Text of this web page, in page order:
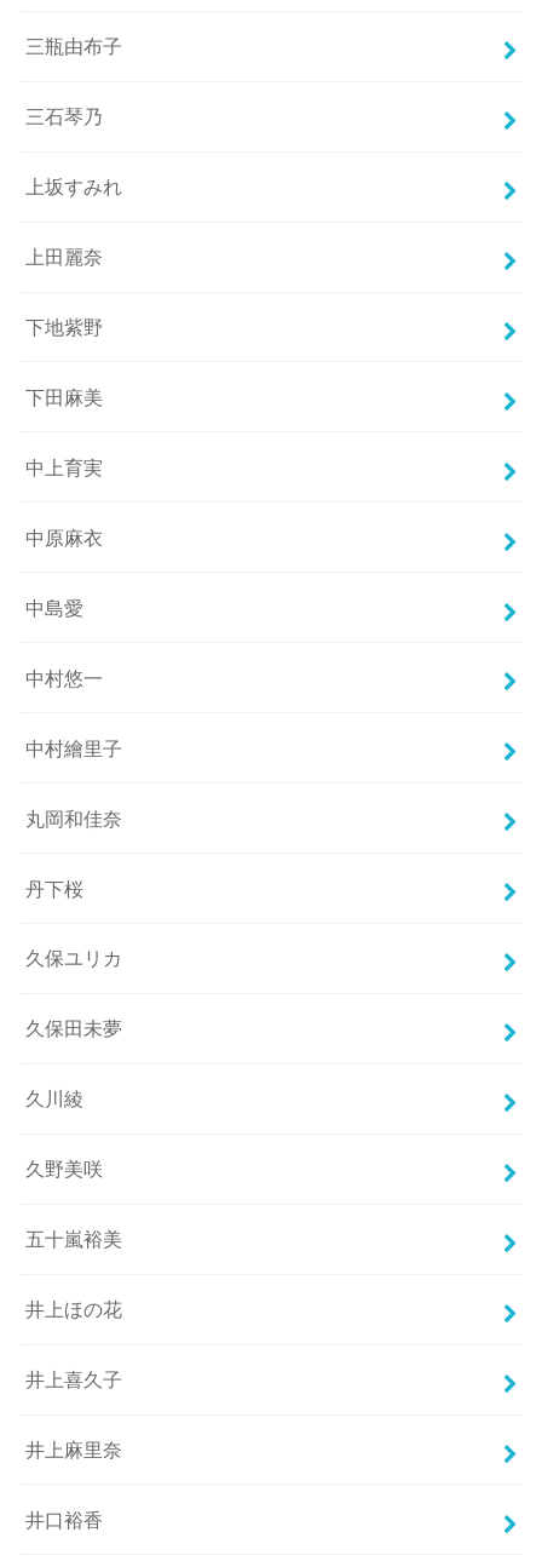
三瓶由布子
三石琴乃
上坂すみれ
上田麗奈
下地紫野
下田麻美
中上育実
中原麻衣
中島愛
中村悠一
中村繪里子
丸岡和佳奈
丹下桜
久保ユリカ
久保田未夢
久川綾
久野美咲
五十嵐裕美
井上ほの花
井上喜久子
井上麻里奈
井口裕香